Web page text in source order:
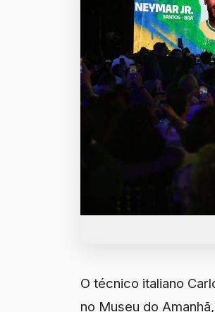
O técnico italiano
no Museu do